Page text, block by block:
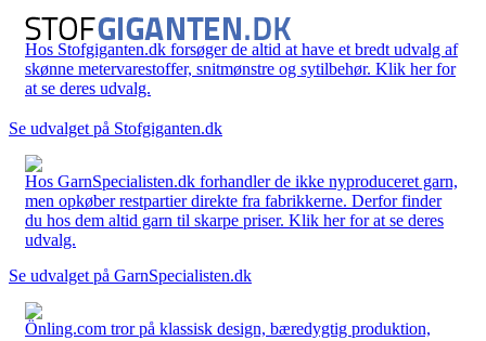
Hos Stofgiganten.dk forsøger de altid at have et bredt udvalg af
skønne metervarestoffer, snitmønstre og sytilbehør. Klik her for
at se deres udvalg.
Se udvalget på Stofgiganten.dk
Hos GarnSpecialisten.dk forhandler de ikke nyproduceret garn,
men opkøber restpartier direkte fra fabrikkerne. Derfor finder
du hos dem altid garn til skarpe priser. Klik her for at se deres
udvalg.
Se udvalget på GarnSpecialisten.dk
Önling.com tror på klassisk design, bæredygtig produktion,